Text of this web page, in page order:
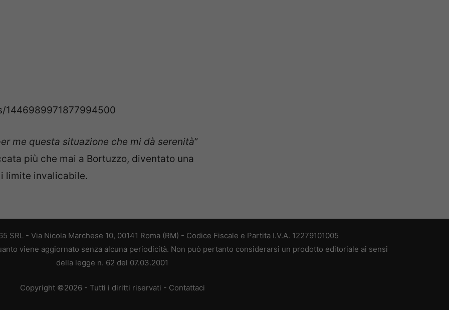
me questa situazione che mi dà serenità”
più che mai a Bortuzzo, diventato una
limite invalicabile.
SRL - Via Nicola Marchese 10, 00141 Roma (RM) - Codice Fiscale e Partita I.V.A. 12279101005
viene aggiornato senza alcuna periodicità. Non può pertanto considerarsi un prodotto editoriale ai sensi
della legge n. 62 del 07.03.2001
Copyright ©2026 - Tutti i diritti riservati - Contattaci